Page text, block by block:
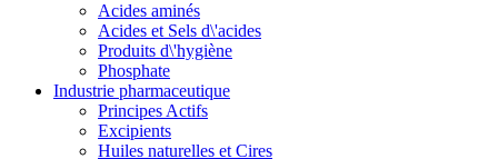
Acides aminés
Acides et Sels d\'acides
Produits d\'hygiène
Phosphate
Industrie pharmaceutique
Principes Actifs
Excipients
Huiles naturelles et Cires